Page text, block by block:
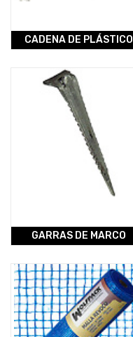
CADENA DE PLÁSTICO
GARRAS DE MARCO